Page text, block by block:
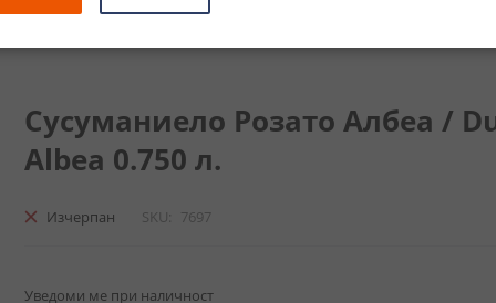
/ Due Truli Rossato Susumaniello Albea
Сусуманиело Розато Албеа /
Albea 0.750 л.
Изчерпан SKU 7697
Уведоми ме при наличност